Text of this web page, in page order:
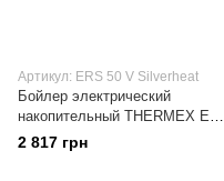
Артикул: ERS 50 V Silverheat
Бойлер электрический
накопительный THERMEX ERS
50 V Silverheat
2 817 грн